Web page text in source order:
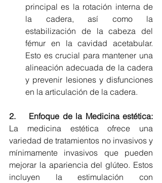
principal es la rotación interna de
la cadera, así como la
estabilización de la cabeza del
fémur en la cavidad acetabular.
Esto es crucial para mantener una
alineación adecuada de la cadera
y prevenir lesiones y disfunciones
en la articulación de la cadera.
La medicina estética ofrece una
variedad de tratamientos no invasivos y
mínimamente invasivos que pueden
mejorar la apariencia del glúteo. Estos
incluyen la estimulación con